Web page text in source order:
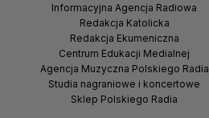
Informacyjna Agencja Radiowa
Redakcja Katolicka
Redakcja Ekumeniczna
Centrum Edukacji Medialnej
Agencja Muzyczna Polskiego Radia
Studia nagraniowe i koncertowe
Sklep Polskiego Radia